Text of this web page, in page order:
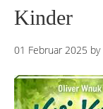
Kinder
01 Februar 2025 by